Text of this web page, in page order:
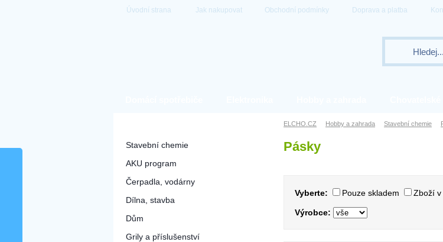
Úvodní strana Jak nakupovat Obchodní podmínky Doprava a platba
Stavební chemie
AKU program
Čerpadla, vodárny
Dílna, stavba
Dům
Grily a příslušenství
ELCHO.CZ Hobby a zahrada Stavební chemie
Pásky
Vyberte: Pouze skladem Zboží v
Výrobce: